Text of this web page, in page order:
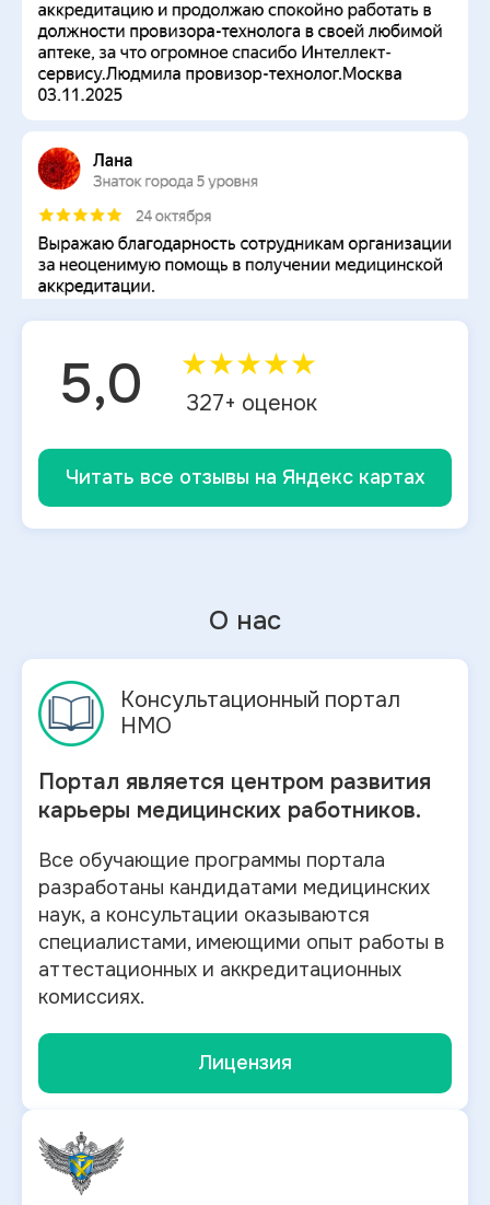
5,0 ★★★★★
327+ оценок
Читать все отзывы на Яндекс картах
О нас
Консультационный портал
НМО
Портал является центром развития
карьеры медицинских работников.
Все обучающие программы портала
разработаны кандидатами медицинских
наук, а консультации оказываются
специалистами, имеющими опыт работы в
аттестационных и аккредитационных
комиссиях.
Лицензия